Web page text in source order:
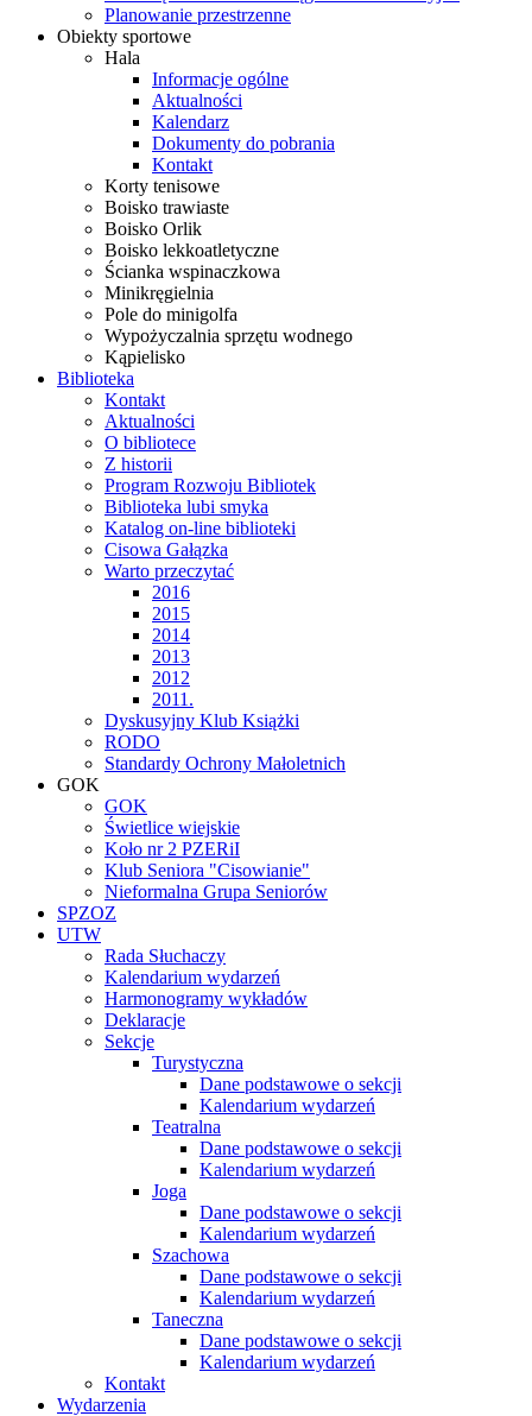
Planowanie przestrzenne
Obiekty sportowe
Hala
Informacje ogólne
Aktualności
Kalendarz
Dokumenty do pobrania
Kontakt
Korty tenisowe
Boisko trawiaste
Boisko Orlik
Boisko lekkoatletyczne
Ścianka wspinaczkowa
Minikręgielnia
Pole do minigolfa
Wypożyczalnia sprzętu wodnego
Kąpielisko
Biblioteka
Kontakt
Aktualności
O bibliotece
Z historii
Program Rozwoju Bibliotek
Biblioteka lubi smyka
Katalog on-line biblioteki
Cisowa Gałązka
Warto przeczytać
2016
2015
2014
2013
2012
2011.
Dyskusyjny Klub Książki
RODO
Standardy Ochrony Małoletnich
GOK
GOK
Świetlice wiejskie
Koło nr 2 PZERiI
Klub Seniora "Cisowianie"
Nieformalna Grupa Seniorów
SPZOZ
UTW
Rada Słuchaczy
Kalendarium wydarzeń
Harmonogramy wykładów
Deklaracje
Sekcje
Turystyczna
Dane podstawowe o sekcji
Kalendarium wydarzeń
Teatralna
Dane podstawowe o sekcji
Kalendarium wydarzeń
Joga
Dane podstawowe o sekcji
Kalendarium wydarzeń
Szachowa
Dane podstawowe o sekcji
Kalendarium wydarzeń
Taneczna
Dane podstawowe o sekcji
Kalendarium wydarzeń
Kontakt
Wydarzenia